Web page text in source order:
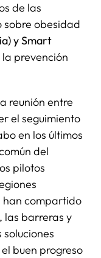
de las
sobre obesidad
y Smart
prevención
reunión entre
el seguimiento
en los últimos
del
pilotos
han compartido
las barreras y
buen progreso